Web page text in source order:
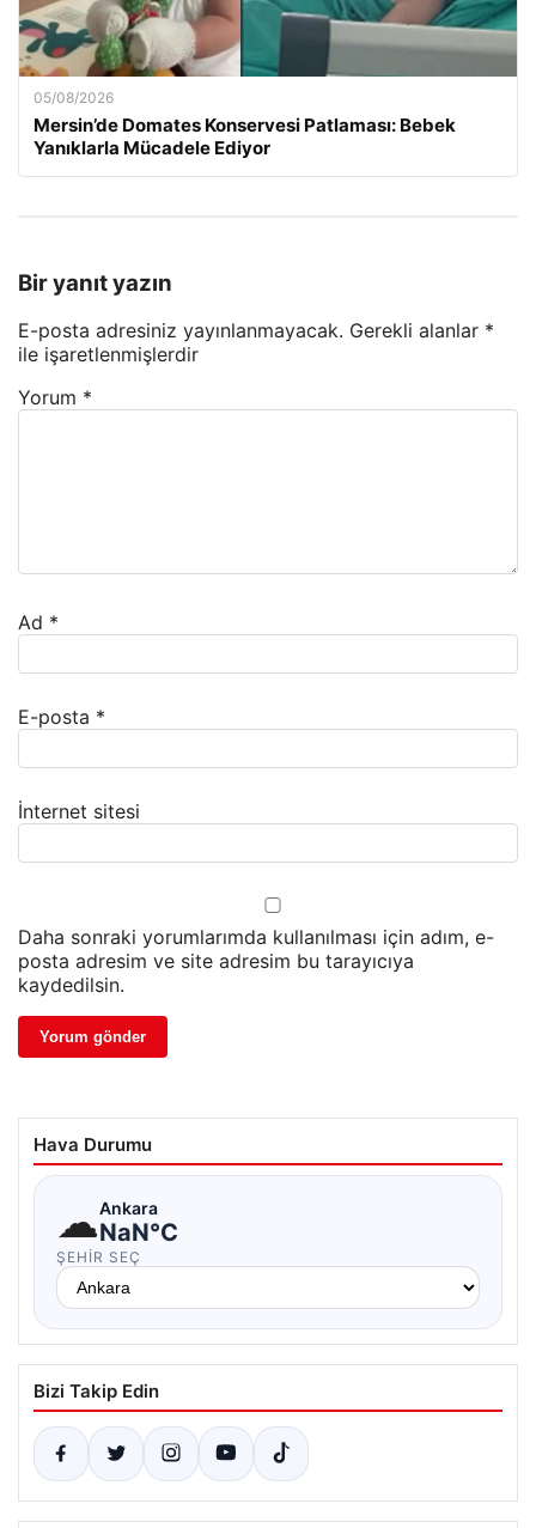
05/08/2026
Mersin’de Domates Konservesi Patlaması: Bebek
Yanıklarla Mücadele Ediyor
Bir yanıt yazın
E-posta adresiniz yayınlanmayacak. Gerekli alanlar *
ile işaretlenmişlerdir
Yorum *
Ad *
E-posta *
İnternet sitesi
Daha sonraki yorumlarımda kullanılması için adım, e-
posta adresim ve site adresim bu tarayıcıya
kaydedilsin.
Hava Durumu
☁Ankara
NaN°C
ŞEHIR SEÇ
Bizi Takip Edin